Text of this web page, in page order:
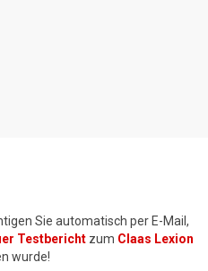
Sie automatisch per E-Mail,
Testbericht zum Claas Lexion
wurde!